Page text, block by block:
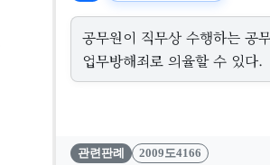
공무원이 직무상 수행하는 공
업무방해죄로 의율할 수 있다.
관련판례 2009도4166